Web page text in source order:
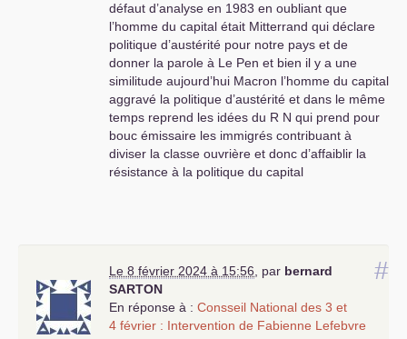
défaut d’analyse en 1983 en oubliant que
l’homme du capital était Mitterrand qui déclare
politique d’austérité pour notre pays et de
donner la parole à Le Pen et bien il y a une
similitude aujourd’hui Macron l’homme du capital
aggravé la politique d’austérité et dans le même
temps reprend les idées du R N qui prend pour
bouc émissaire les immigrés contribuant à
diviser la classe ouvrière et donc d’affaiblir la
résistance à la politique du capital
#
Le 8 février 2024 à 15:56 par bernard
SARTON
En réponse à : Consseil National des 3 et
4 février : Intervention de Fabienne Lefebvre